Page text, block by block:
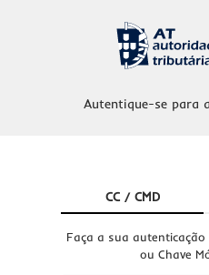
Autentique-se para
CC / CMD
Faça a sua
ou Chave